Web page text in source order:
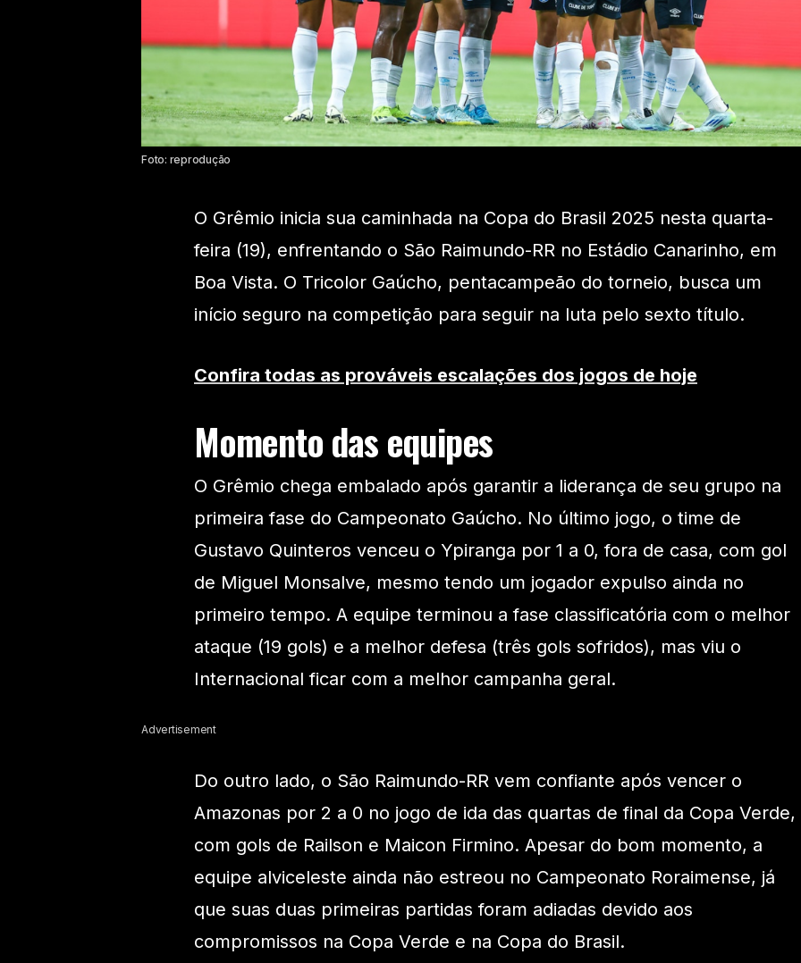
Foto: reprodução
O Grêmio inicia sua caminhada na Copa do Brasil 2025 nesta quarta-
feira (19), enfrentando o São Raimundo-RR no Estádio Canarinho, em
Boa Vista. O Tricolor Gaúcho, pentacampeão do torneio, busca um
início seguro na competição para seguir na luta pelo sexto título.
Confira todas as prováveis escalações dos jogos de hoje
Momento das equipes
O Grêmio chega embalado após garantir a liderança de seu grupo na
primeira fase do Campeonato Gaúcho. No último jogo, o time de
Gustavo Quinteros venceu o Ypiranga por 1 a 0, fora de casa, com gol
de Miguel Monsalve, mesmo tendo um jogador expulso ainda no
primeiro tempo. A equipe terminou a fase classificatória com o melhor
ataque (19 gols) e a melhor defesa (três gols sofridos), mas viu o
Internacional ficar com a melhor campanha geral.
Advertisement
Do outro lado, o São Raimundo-RR vem confiante após vencer o
Amazonas por 2 a 0 no jogo de ida das quartas de final da Copa Verde,
com gols de Railson e Maicon Firmino. Apesar do bom momento, a
equipe alviceleste ainda não estreou no Campeonato Roraimense, já
que suas duas primeiras partidas foram adiadas devido aos
compromissos na Copa Verde e na Copa do Brasil.